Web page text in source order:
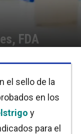
FDA
el sello de la
en los
y
para el